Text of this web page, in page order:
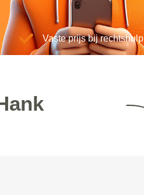
Vaste prijs bij rechtshulp